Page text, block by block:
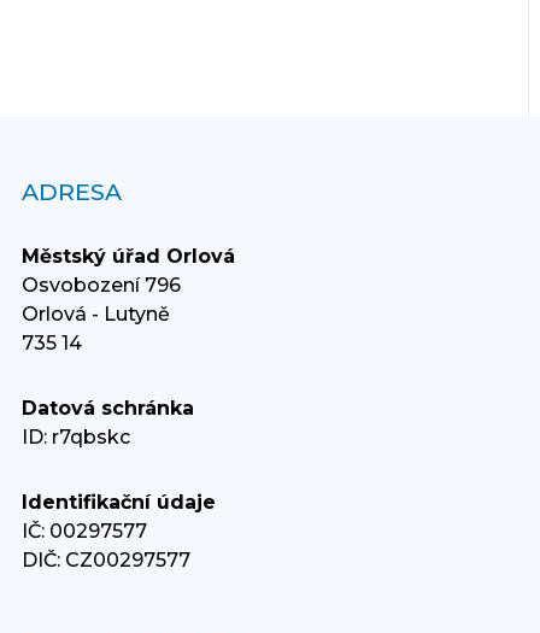
ADRESA
Městský úřad Orlová
Osvobození 796
Orlová - Lutyně
735 14
Datová schránka
ID: r7qbskc
Identifikační údaje
IČ: 00297577
DIČ: CZ00297577